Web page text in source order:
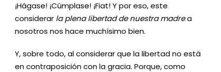
¡Hágase! ¡Cúmplase! ¡Fiat! Y por eso, este
considerar la plena libertad de nuestra madrea
nosotros nos hace muchísimo bien.
Y, sobre todo, al considerar que la libertad no está
en contraposición con la gracia. Porque, como